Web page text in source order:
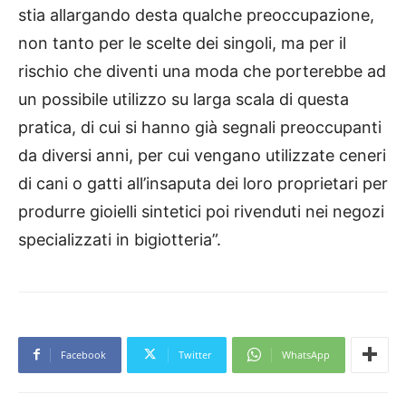
stia allargando desta qualche preoccupazione,
non tanto per le scelte dei singoli, ma per il
rischio che diventi una moda che porterebbe ad
un possibile utilizzo su larga scala di questa
pratica, di cui si hanno già segnali preoccupanti
da diversi anni, per cui vengano utilizzate ceneri
di cani o gatti all’insaputa dei loro proprietari per
produrre gioielli sintetici poi rivenduti nei negozi
specializzati in bigiotteria”.
Facebook Twitter WhatsApp